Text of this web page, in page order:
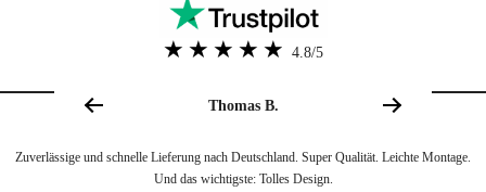
Unsere WC-Sitze werden aus hochverdichteter Holzfaserplatte hergestellt, die sich
durch hohe Feuchtigkeitsbeständigkeit und thermischen Komfort (weniger Kälte
Mithilfe des Tutorials und der Anleitung ist die Montage extrem einfach und
schnell.
4.8/5
Thomas B.
Zuverlässige und schnelle Lieferung nach Deutschland. Super Qualität. Leichte Montage.
Und das wichtigste: Tolles Design.